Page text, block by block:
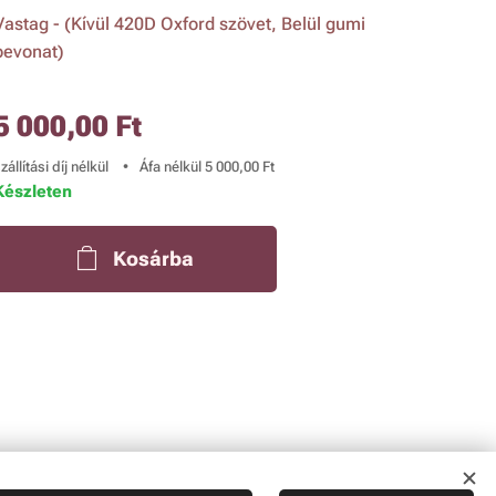
- (Kívül 420D Oxford szövet, Belül gumi
000,00 Ft
díj nélkül Áfa nélkül 5 000,00 Ft
Kosárba